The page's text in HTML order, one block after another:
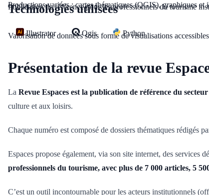
Productions variées : cartes thématiques (QGIS), graphiques
Publication de référence pour les professionnels du tourisme
Valorisation de données sous forme de visualisations accessibles
Technologies utilisées
Illustrator Qgis Python
Présentation de la revue
La Revue Espaces est la publication de référence du
culture et aux loisirs.
Chaque numéro est composé de dossiers thématiques rédigés
Espaces propose également, via son site internet, des services
professionnels du tourisme, avec plus de 7 000 articles, 5
C’est un outil incontournable pour les acteurs institutionnels